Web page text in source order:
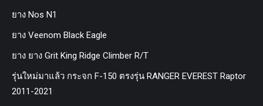
ยาง Nos N1
ยาง Veenom Black Eagle
ยาง ยาง Grit King Ridge Climber R/T
รุ่นใหม่มาแล้ว กระจก F-150 ตรงรุ่น RANGER EVEREST Raptor
2011-2021